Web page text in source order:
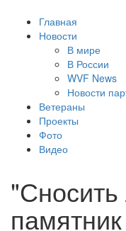
Главная
Новости
В мире
В России
WVF News
Новости
Ветераны
Проекты
Фото
Видео